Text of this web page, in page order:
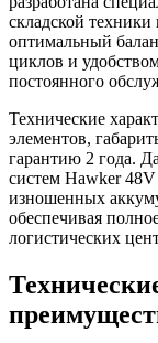
складской техники
оптимальный
циклов и
постоянного
Технические
элементов,
гарантию 2 года.
систем Hawker
изношенных
обеспечивая
логистических